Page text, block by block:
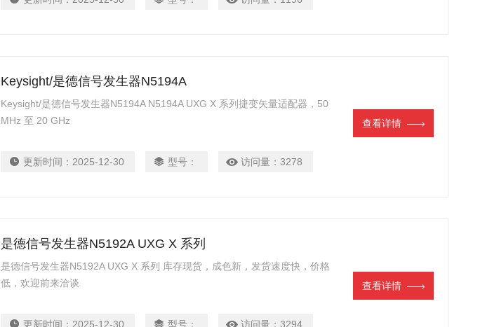
Keysight/是德信号发生器N5194A
Keysight/是德信号发生器N5194A N5194A UXG X 系列捷变矢量适配器，50
MHz 至 20 GHz
更新时间： 2025-12-30 型号： 访问量：3278
查看详情
是德信号发生器N5192A UXG X 系列
是德信号发生器N5192A UXG X 系列 库存现货，成色新，发货速度快，价格
低，欢迎前来洽谈
更新时间： 2025-12-30 型号： 访问量：3294
查看详情